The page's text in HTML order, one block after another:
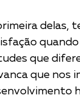
que
que nos